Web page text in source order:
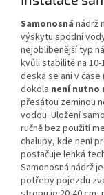
Samonosná nádrž
výskytu spodní
nejoblíbenější typ
kvůli stabilitě na
deska se ani v
dokola není nutno
přesátou zeminou
vodou. Uložení
ručně bez použití
chalupy, kde není
postačuje lehká
Samonosná nádrž
potřeby pojezdu